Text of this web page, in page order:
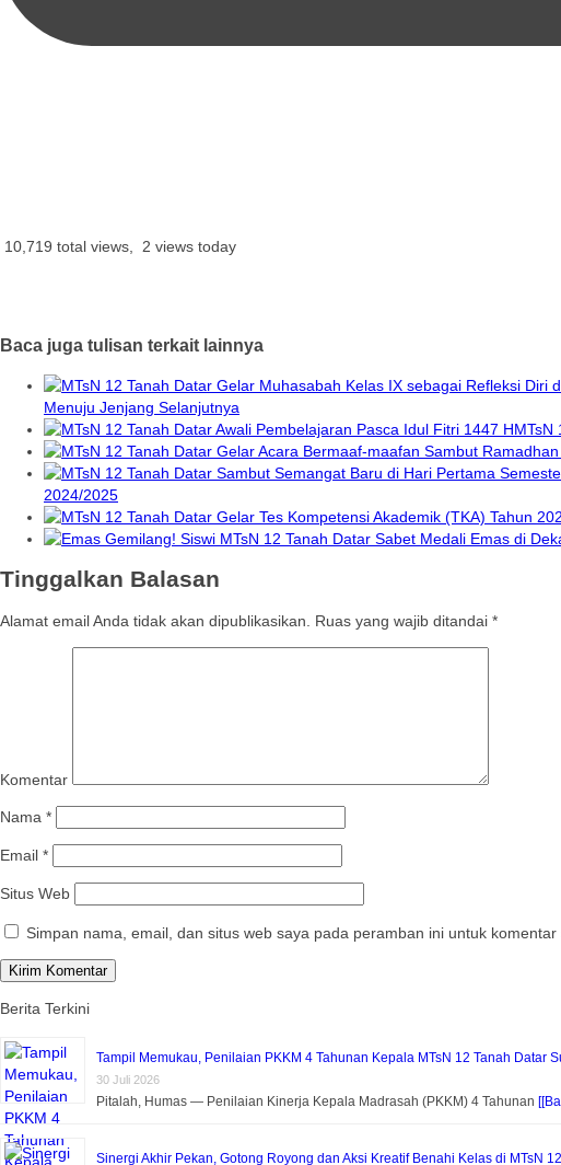
10,719 total views, 2 views today
Baca juga tulisan terkait lainnya
Menuju Jenjang Selanjutnya
MTsN
2024/2025
Tinggalkan Balasan
Alamat email Anda tidak akan dipublikasikan. Ruas yang wajib ditandai *
Komentar
Nama *
Email *
Situs Web
Simpan nama, email, dan situs web saya pada peramban ini untuk
Berita Terkini
Tampil Memukau, Penilaian PKKM 4 Tahunan Kepala MTsN 12 Tanah Datar
30 Juli 2026
Pitalah, Humas — Penilaian Kinerja Kepala Madrasah (PKKM) 4 Tahunan
Sinergi Akhir Pekan, Gotong Royong dan Aksi Kreatif Benahi Kelas di MTsN